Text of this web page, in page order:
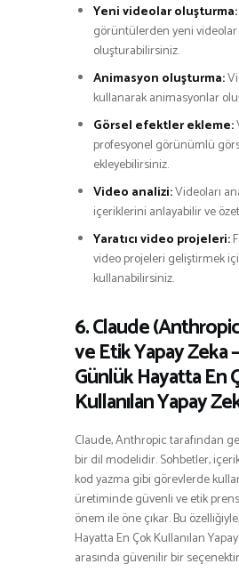
Yeni videolar oluşturma:
görüntülerden yeni videolar
oluşturabilirsiniz.
Animasyon oluşturma:
kullanarak animasyonlar
Görsel efektler ekleme:
profesyonel görünümlü
ekleyebilirsiniz.
Video analizi:Videoları
içeriklerini anlayabilir ve
Yaratıcı video projeleri:
video projeleri geliştirmek
kullanabilirsiniz.
6. Claude
ve Etik Yapay Zeka –
Günlük Hayatta En
Kullanılan Yapay
Claude, Anthropic tarafından
bir dil modelidir. Sohbetler,
kod yazma gibi görevlerde
üretiminde güvenli ve etik
önem ile öne çıkar. Bu
Hayatta En Çok Kullanılan
arasında güvenilir bir